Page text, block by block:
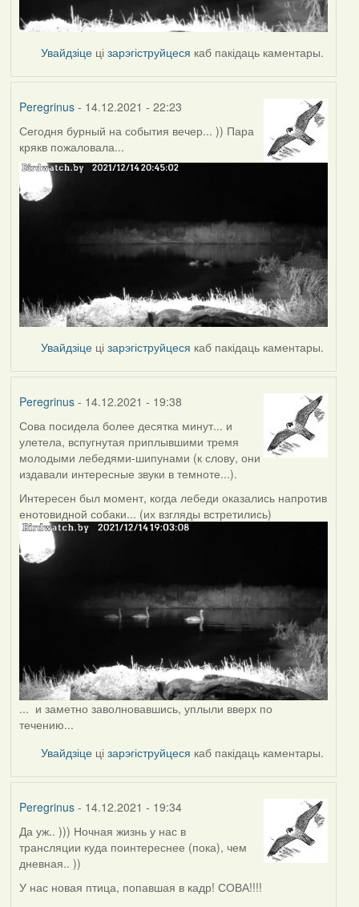
Увайдзіце цізарэгіструйцеся каб пакідаць каментары.
Peregrinus- 14.12.2021 - 22:23
Сегодня бурный на события вечер... )) Пара
крякв пожаловала...
Увайдзіце цізарэгіструйцеся каб пакідаць каментары.
Peregrinus- 14.12.2021 - 19:38
Сова посидела более десятка минут... и
улетела, вспугнутая приплывшими тремя
молодыми лебедями-шипунами (к слову, они
издавали интересные звуки в темноте...).
Интересен был момент, когда лебеди оказались напротив
енотовидной собаки... (их взгляды встретились)
... и заметно заволновавшись, уплыли вверх по
течению...
Увайдзіце цізарэгіструйцеся каб пакідаць каментары.
Peregrinus- 14.12.2021 - 19:34
Да уж.. ))) Ночная жизнь у нас в
трансляции куда поинтереснее (пока), чем
дневная.. ))
У нас новая птица, попавшая в кадр! СОВА!!!!